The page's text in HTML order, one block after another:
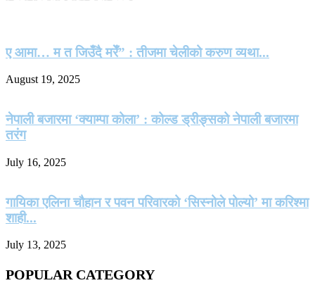
ए आमा… म त जिउँदै मरेँ” : तीजमा चेलीको करुण व्यथा...
August 19, 2025
नेपाली बजारमा ‘क्याम्पा कोला’ : कोल्ड ड्रीङ्सको नेपाली बजारमा
तरंग
July 16, 2025
गायिका एलिना चौहान र पवन परिवारको ‘सिस्नोले पोल्यो’ मा करिश्मा
शाही...
July 13, 2025
POPULAR CATEGORY